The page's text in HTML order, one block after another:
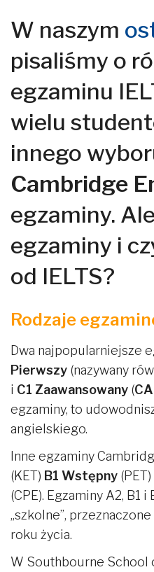
W naszym
pisaliśmy o
egzaminu
wielu
innego
Cambridge
egzaminy.
egzaminy i
od IELTS?
Rodzaje
Dwa najpopularniejsze
Pierwszy (nazywany
i C1 Zaawansowany (
egzaminy, to
angielskiego.
Inne egzaminy
(KET) B1 Wstępny (PET)
(CPE). Egzaminy A2, B1
„szkolne”,
roku życia.
W Southbourne